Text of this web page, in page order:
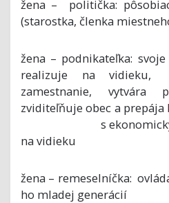
žena – politička:
(starostka, členka
žena – podnikateľka:
realizuje na
zamestnanie, vytvára
zviditeľňuje obec a
s ekonomickým
na vidieku
žena – remeselníčka:
ho mladej generácií